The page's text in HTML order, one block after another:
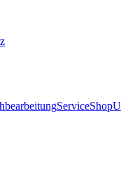
ServiceShop